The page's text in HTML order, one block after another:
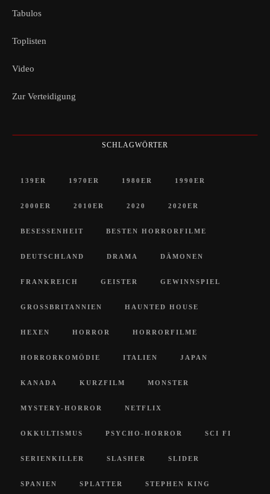
Tabulos
Toplisten
Video
Zur Verteidigung
SCHLAGWÖRTER
139ER 1970ER 1980ER 1990ER
2000ER 2010ER 2020 2020ER
BESESSENHEIT BESTEN HORRORFILME
DEUTSCHLAND DRAMA DÄMONEN
FRANKREICH GEISTER GEWINNSPIEL
GROSSBRITANNIEN HAUNTED HOUSE
HEXEN HORROR HORRORFILME
HORRORKOMÖDIE ITALIEN JAPAN
KANADA KURZFILM MONSTER
MYSTERY-HORROR NETFLIX
OKKULTISMUS PSYCHO-HORROR SCI FI
SERIENKILLER SLASHER SLIDER
SPANIEN SPLATTER STEPHEN KING